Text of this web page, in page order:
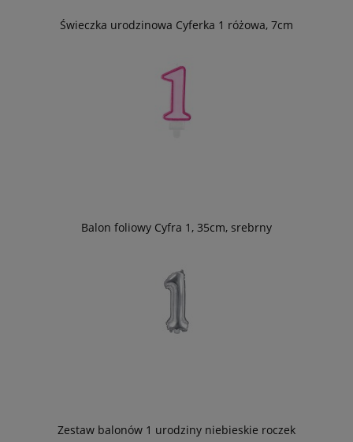
Świeczka urodzinowa Cyferka 1 różowa, 7cm
Balon foliowy Cyfra 1, 35cm, srebrny
Zestaw balonów 1 urodziny niebieskie roczek